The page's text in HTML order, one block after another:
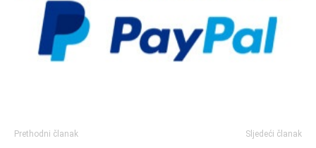
Prethodni članak Sljedeći članak